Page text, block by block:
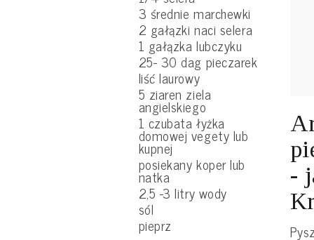
3 średnie marchewki
2 gałązki naci selera
1 gałązka lubczyku
25- 30 dag pieczarek
liść laurowy
5 ziaren ziela
angielskiego
1 czubata łyżka
domowej vegety lub
kupnej
posiekany koper lub
natka
2,5 -3 litry wody
sól
pieprz
-